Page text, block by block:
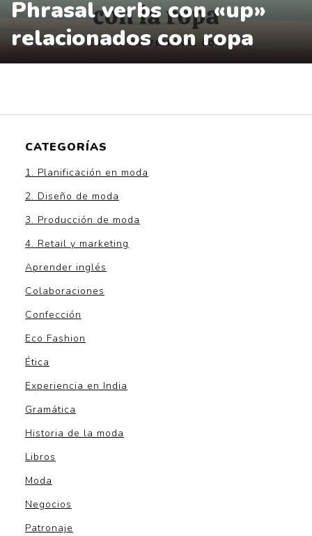
Phrasal verbs con «up»
relacionados con ropa
CATEGORÍAS
1. Planificación en moda
2. Diseño de moda
3. Producción de moda
4. Retail y marketing
Aprender inglés
Colaboraciones
Confección
Eco Fashion
Ética
Experiencia en India
Gramática
Historia de la moda
Libros
Moda
Negocios
Patronaje